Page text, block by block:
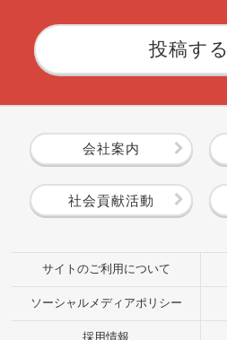
投稿する
会社案内
社会貢献活動
サイトのご利用について
ソーシャルメディアポリシー
採用情報